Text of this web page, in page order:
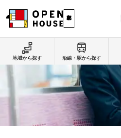
地域から探す 沿線・駅から探す